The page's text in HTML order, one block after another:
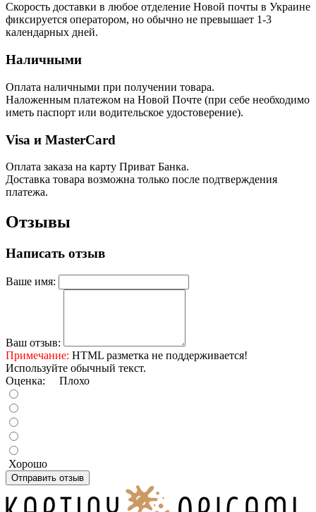
Скорость доставки в любое отделение Новой почты в Украине
фиксируется оператором, но обычно не превышает 1-3
календарных дней.
Наличными
Оплата наличными при получении товара.
Наложенным платежом на Новой Почте (при себе необходимо
иметь паспорт или водительское удостоверение).
Visa и MasterCard
Оплата заказа на карту Приват Банка.
Доставка товара возможна только после подтверждения
платежа.
Отзывы
Написать отзыв
Ваше имя:
Ваш отзыв:
Примечание: HTML разметка не поддерживается!
Используйте обычный текст.
Оценка: Плохо
Хорошо
Отправить отзыв